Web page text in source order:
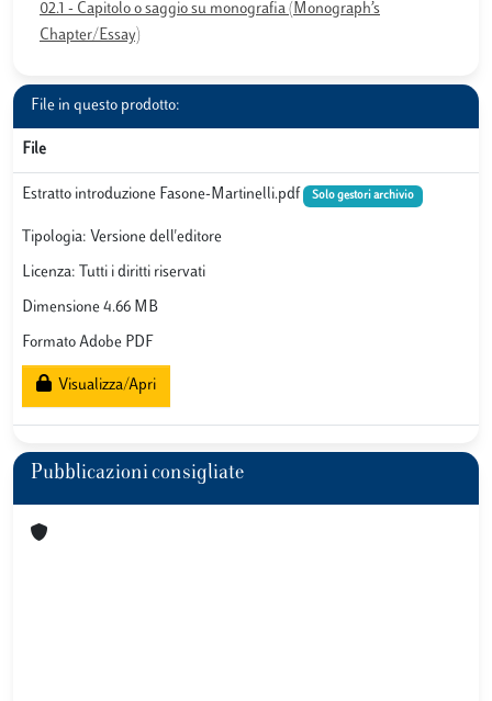
02.1 - Capitolo o saggio su monografia (Monograph’s
Chapter/Essay)
File in questo prodotto:
File
Estratto introduzione Fasone-Martinelli.pdf Solo gestori archivio
Tipologia: Versione dell'editore
Licenza: Tutti i diritti riservati
Dimensione 4.66 MB
Formato Adobe PDF
Visualizza/Apri
Pubblicazioni consigliate